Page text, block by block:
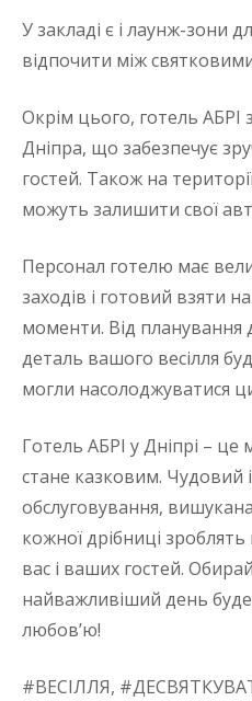
У закладі є і лаунж-зони
відпочити між
Окрім цього, готель АБРІ
Дніпра, що забезпечує
гостей. Також на
можуть залишити свої
Персонал готелю має
заходів і готовий взяти на
моменти. Від планування
деталь вашого весілля
могли насолоджуватися
Готель АБРІ у Дніпрі – це
стане казковим. Чудовий
обслуговування,
кожної дрібниці
вас і ваших гостей.
найважливіший день
любов’ю!
#ВЕСІЛЛЯ,